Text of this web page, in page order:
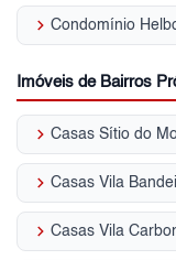
keyboard_arrow_right Condomínio
Imóveis de Bairros
keyboard_arrow_right Casas Sítio do
keyboard_arrow_right Casas Vila
keyboard_arrow_right Casas Vila